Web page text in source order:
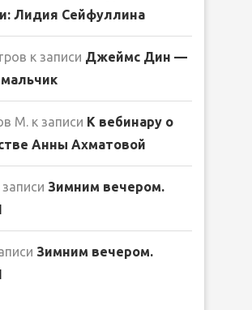
Лидия Сейфуллина
к записи Джеймс Дин —
М. к записи К вебинару о
Анны Ахматовой
записи Зимним вечером.
Зимним вечером.